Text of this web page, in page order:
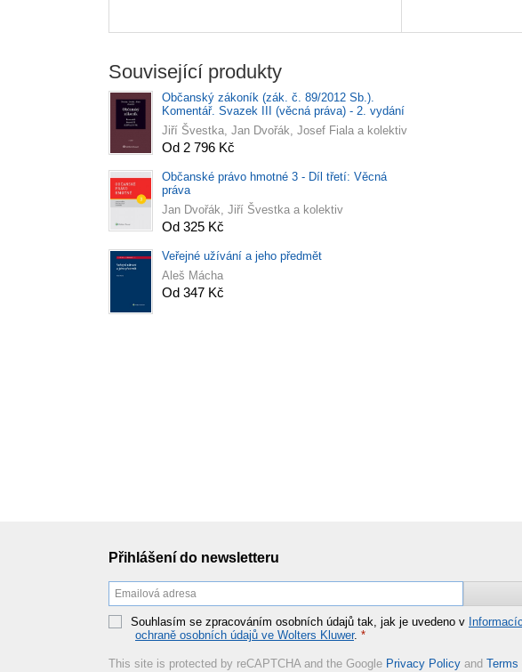
Související produkty
Občanský zákoník (zák. č. 89/2012 Sb.).
Komentář. Svazek III (věcná práva) - 2. vydání
Jiří Švestka, Jan Dvořák, Josef Fiala a kolektiv
Od 2 796 Kč
Občanské právo hmotné 3 - Díl třetí: Věcná
práva
Jan Dvořák, Jiří Švestka a kolektiv
Od 325 Kč
Veřejné užívání a jeho předmět
Aleš Mácha
Od 347 Kč
Přihlášení do newsletteru
Souhlasím se zpracováním osobních údajů tak, jak je uvedeno v
ochraně osobních údajů ve Wolters Kluwer. *
This site is protected by reCAPTCHA and the Google Privacy Policy and